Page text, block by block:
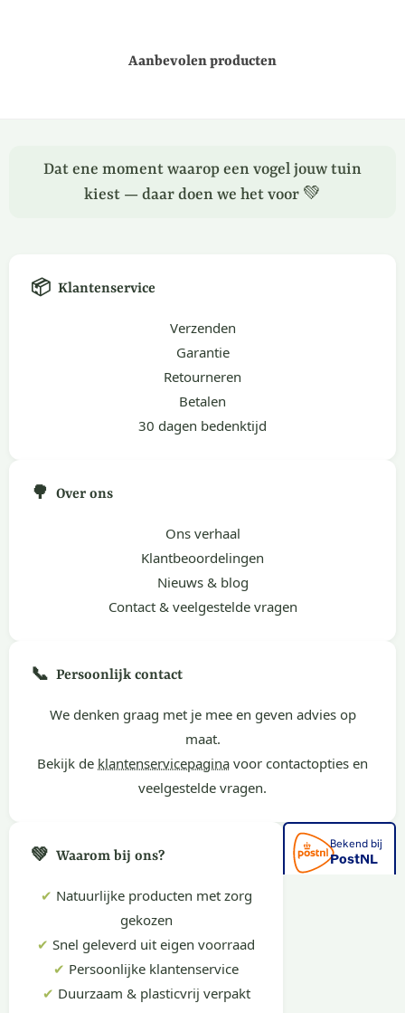
Aanbevolen producten
Dat ene moment waarop een vogel jouw tuin
kiest — daar doen we het voor 💚
📦 Klantenservice
Verzenden
Garantie
Retourneren
Betalen
30 dagen bedenktijd
🌳 Over ons
Ons verhaal
Klantbeoordelingen
Nieuws & blog
Contact & veelgestelde vragen
📞 Persoonlijk contact
We denken graag met je mee en geven advies op
maat.
Bekijk de klantenservicepagina voor contactopties en
veelgestelde vragen.
💚 Waarom bij ons?
✔ Natuurlijke producten met zorg
gekozen
✔ Snel geleverd uit eigen voorraad
✔ Persoonlijke klantenservice
✔ Duurzaam & plasticvrij verpakt